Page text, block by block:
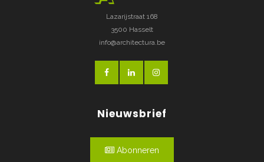
Lazarijstraat 168
3500 Hasselt
info@architectura.be
Nieuwsbrief
Abonneren